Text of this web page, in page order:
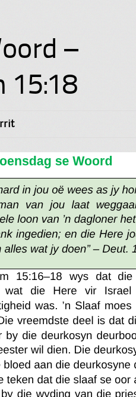
–
15:18